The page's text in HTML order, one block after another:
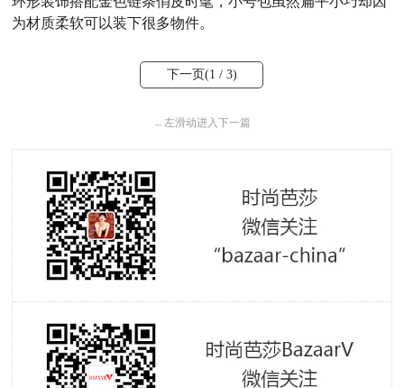
为材质柔软可以装下很多物件。
下一页(1 / 3)
←左滑动进入下一篇